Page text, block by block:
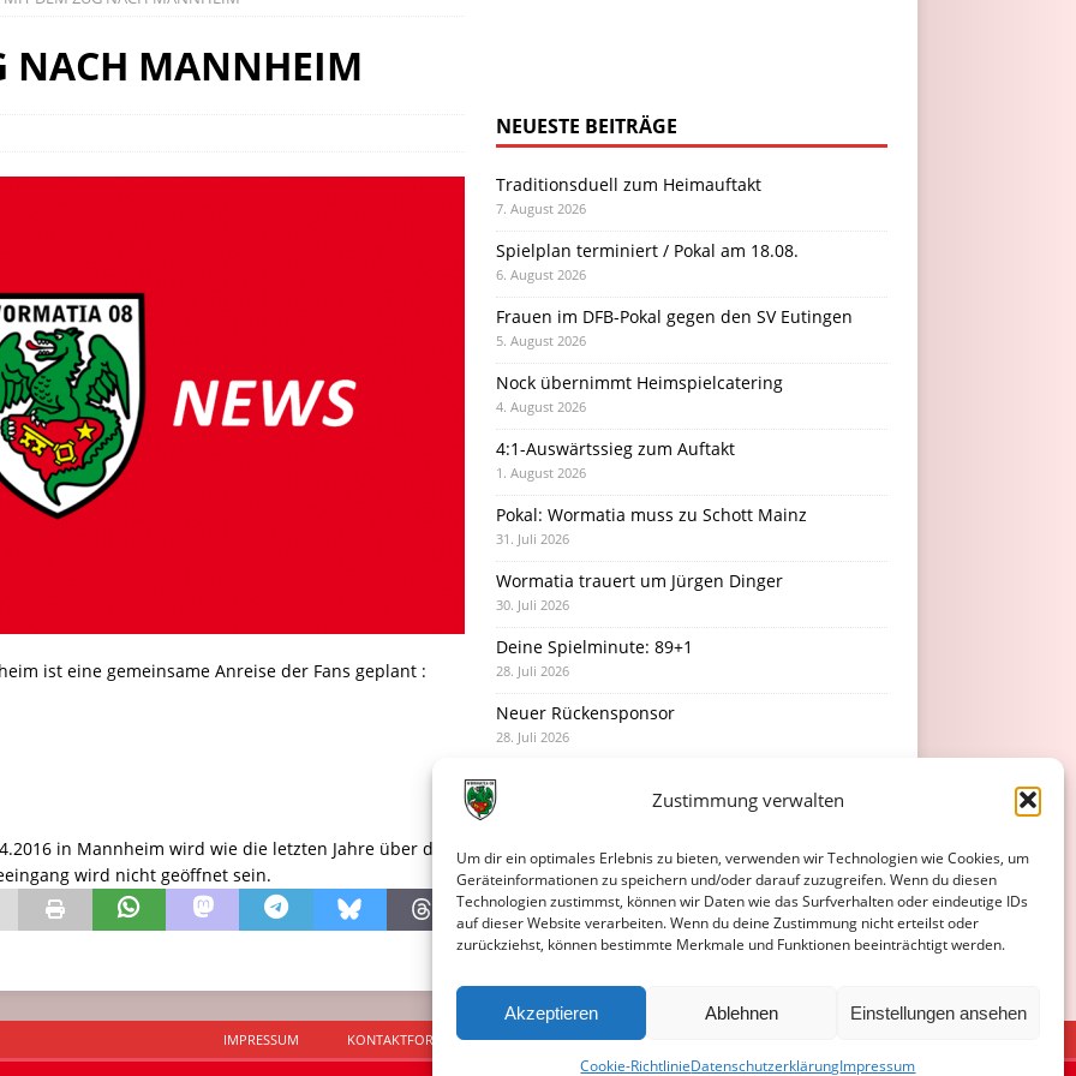
Zustimmung verwalten
Um dir ein optimales Erlebnis zu bieten, verwenden wir Technologien wie Cookies, um
Geräteinformationen zu speichern und/oder darauf zuzugreifen. Wenn du diesen
Technologien zustimmst, können wir Daten wie das Surfverhalten oder eindeutige IDs
auf dieser Website verarbeiten. Wenn du deine Zustimmung nicht erteilst oder
zurückziehst, können bestimmte Merkmale und Funktionen beeinträchtigt werden.
Akzeptieren Ablehnen Einstellungen ansehen
Cookie-RichtlinieDatenschutzerklärungImpressum
NACH MANNHEIM
ist eine gemeinsame Anreise der Fans geplant :
in Mannheim wird wie die letzten Jahre über den
wird nicht geöffnet sein.
NEUESTE BEITRÄGE
Traditionsduell zum Heimauftakt
7. August 2026
Spielplan terminiert / Pokal am 18.08.
6. August 2026
Frauen im DFB-Pokal gegen den SV Eutingen
5. August 2026
Nock übernimmt Heimspielcatering
4. August 2026
4:1-Auswärtssieg zum Auftakt
1. August 2026
Pokal: Wormatia muss zu Schott Mainz
31. Juli 2026
Wormatia trauert um Jürgen Dinger
30. Juli 2026
Deine Spielminute: 89+1
28. Juli 2026
Neuer Rückensponsor
28. Juli 2026
Neue Podcast-Folge: So tickt Björn!
27. Juli 2026
IMPRESSUM KONTAKTFORMULAR DATENSCHUTZERKLÄRUNG